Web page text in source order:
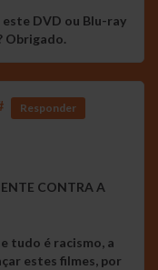
DVD ou Blu-ray
Obrigado.
Responder
CONTRA A
tudo é racismo, a
estes filmes, por